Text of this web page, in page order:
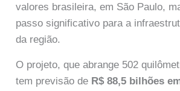
valores brasileira, em São Paulo,
passo significativo para a
da região.
O projeto, que abrange 502
tem previsão de R$ 88,5 bilhões